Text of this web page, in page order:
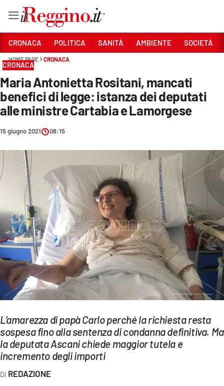
Sezioni
CRONACA
POLITICA
SANITÀ
AMBIENTE
SOCIETÀ
CULTURA
ECONOMIA E LAVORO
EVENTI
SPORT
Streaming
LAC NETWORK
LAC ONAIR
LaC
CRONACA POLITICA SANITÀ AMBIENTE SOCIETÀ
HOME PAGE CRONACA
CRONACA
Maria Antonietta Rositani, mancati
benefici di legge: istanza dei deputati
alle ministre Cartabia e Lamorgese
15 giugno 2021 08:15
L’amarezza di papà Carlo perché la richiesta resta
sospesa fino alla sentenza di condanna definitiva. Ma
la deputata Ascani chiede maggior tutela e
incremento degli importi
REDAZIONE